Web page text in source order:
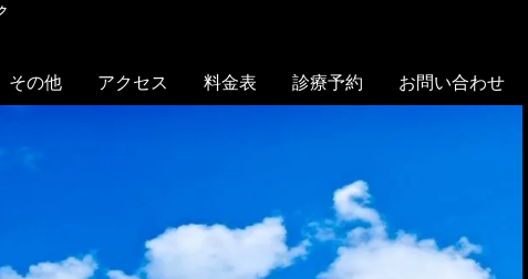
その他 アクセス 料金表 診療予約 お問い合わせ